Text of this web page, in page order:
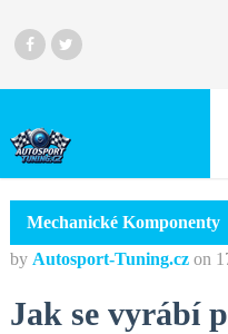
Mechanické Komponenty
by Autosport-Tuning.cz on
Jak se vyrábí